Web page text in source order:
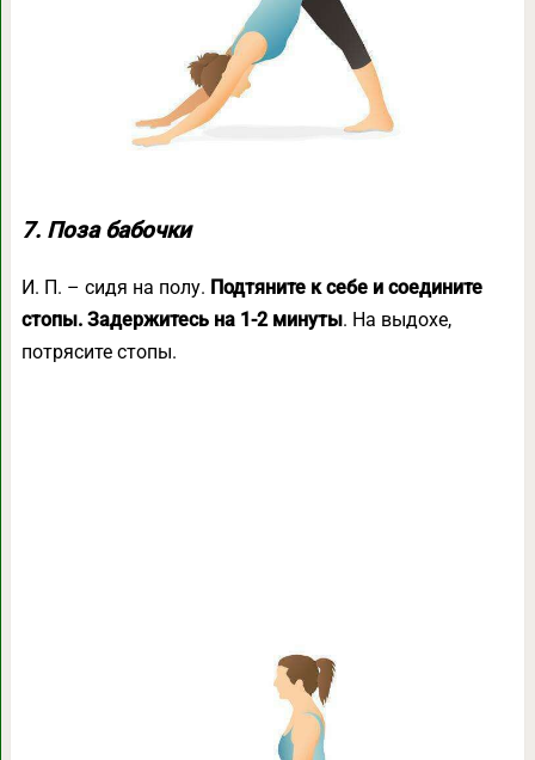
7. Поза бабочки
И. П. – сидя на полу. Подтяните к себе и соедините
стопы. Задержитесь на 1-2 минуты. На выдохе,
потрясите стопы.